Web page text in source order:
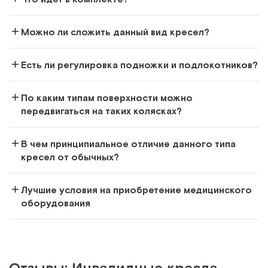
Сравнить
Kuschall R-33, Швейцария
Kресло-коляска активного типа
Сообщить о поступлении
Можно ли сложить данный вид кресел?
Есть ли регулировка подножки и подлокотников?
По каким типам поверхности можно
передвигаться на таких колясках?
В чем принципиальное отличие данного типа
кресел от обычных?
Лучшие условия на приобретение медицинского
оборудования